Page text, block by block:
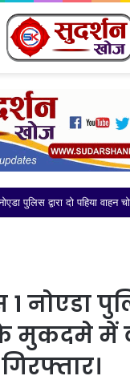
नोएडा
मुकदमे में